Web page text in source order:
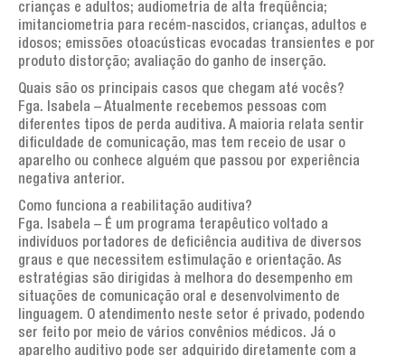
crianças e adultos; audiometria de alta freqüência;
imitanciometria para recém-nascidos, crianças, adultos e
idosos; emissões otoacústicas evocadas transientes e por
produto distorção; avaliação do ganho de inserção.
Quais são os principais casos que chegam até vocês?
Fga. Isabela – Atualmente recebemos pessoas com
diferentes tipos de perda auditiva. A maioria relata sentir
dificuldade de comunicação, mas tem receio de usar o
aparelho ou conhece alguém que passou por experiência
negativa anterior.
Como funciona a reabilitação auditiva?
Fga. Isabela – É um programa terapêutico voltado a
indivíduos portadores de deficiência auditiva de diversos
graus e que necessitem estimulação e orientação. As
estratégias são dirigidas à melhora do desempenho em
situações de comunicação oral e desenvolvimento de
linguagem. O atendimento neste setor é privado, podendo
ser feito por meio de vários convênios médicos. Já o
aparelho auditivo pode ser adquirido diretamente com a